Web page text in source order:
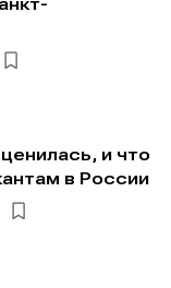
и что
в России